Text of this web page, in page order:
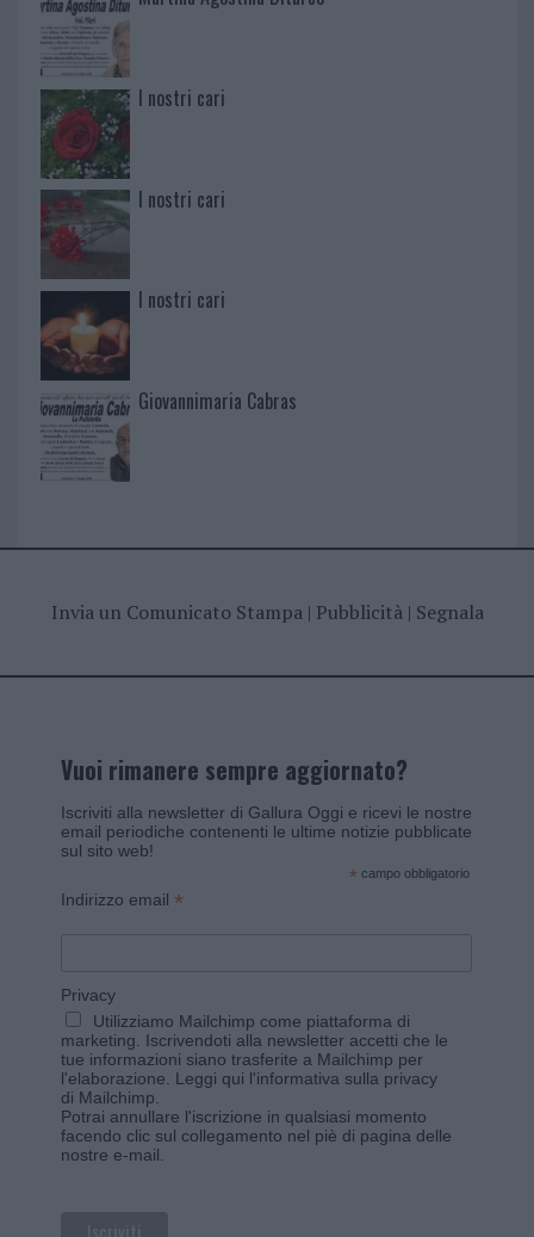
I nostri cari
I nostri cari
I nostri cari
Giovannimaria Cabras
Invia un Comunicato Stampa| Pubblicità| Segnala
Vuoi rimanere sempre aggiornato?
Iscriviti alla newsletter di Gallura Oggi e ricevi le nostre
email periodiche contenenti le ultime notizie pubblicate
sul sito web!
* campo obbligatorio
Indirizzo email *
Privacy
Utilizziamo Mailchimp come piattaforma di
marketing. Iscrivendoti alla newsletter accetti che le
tue informazioni siano trasferite a Mailchimp per
l'elaborazione. Leggi qui l'informativa sulla privacy
di Mailchimp
Potrai annullare l'iscrizione in qualsiasi momento
facendo clic sul collegamento nel piè di pagina delle
nostre e-mail.